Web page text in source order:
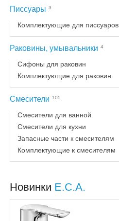
Писсуары 3
Комплектующие для писсуаров
Раковины, умывальники 4
Сифоны для раковин
Комплектующие для раковин
Смесители 105
Смесители для ванной
Смесители для кухни
Запасные части к смесителям
Комплектующие к смесителям
Новинки E.C.A.